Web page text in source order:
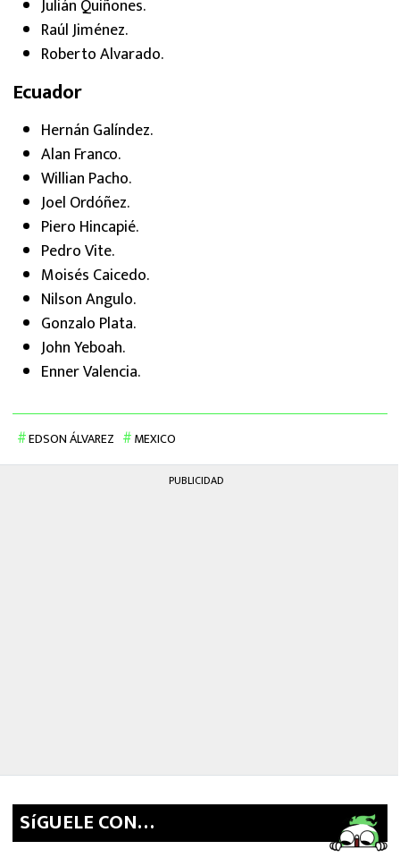
Julián Quiñones.
Raúl Jiménez.
Roberto Alvarado.
Ecuador
Hernán Galíndez.
Alan Franco.
Willian Pacho.
Joel Ordóñez.
Piero Hincapié.
Pedro Vite.
Moisés Caicedo.
Nilson Angulo.
Gonzalo Plata.
John Yeboah.
Enner Valencia.
EDSON ÁLVAREZ MEXICO
PUBLICIDAD
SíGUELE CON…